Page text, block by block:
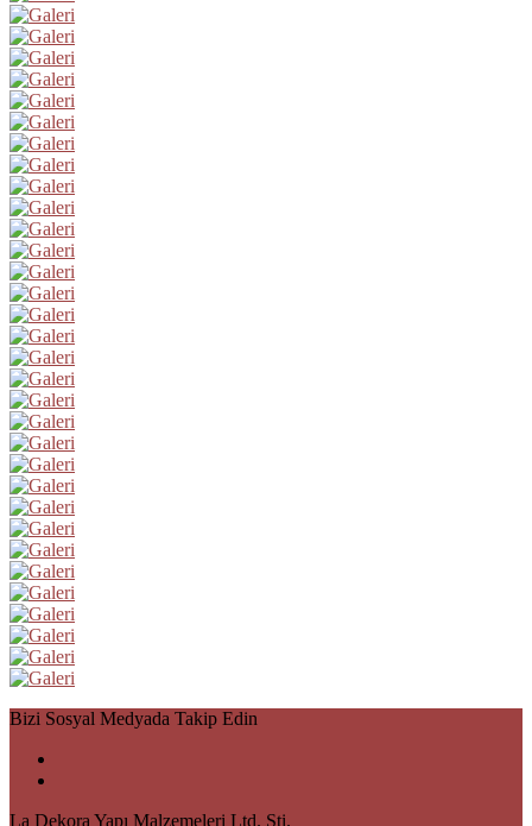
Bizi Sosyal Medyada Takip Edin
La Dekora Yapı Malzemeleri Ltd. Şti.